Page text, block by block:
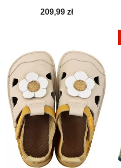
Cena
209,99 zł